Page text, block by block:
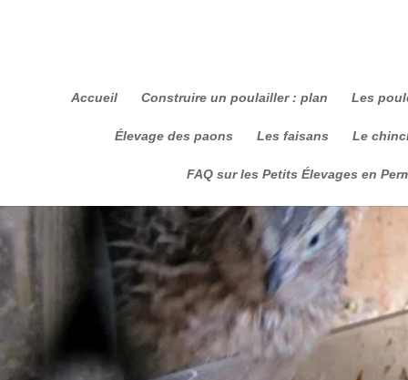
Accueil Construire un poulailler : plan Les
Élevage des paons Les faisans Le
FAQ sur les Petits Élevages en